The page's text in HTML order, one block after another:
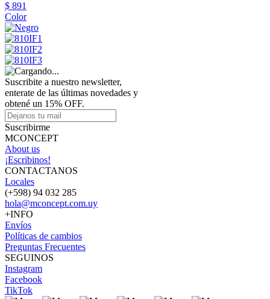
$ 891
Color
Suscribite a nuestro newsletter,
enterate de las últimas novedades y
obtené un 15% OFF.
Suscribirme
MCONCEPT
About us
¡Escribinos!
CONTACTANOS
Locales
(+598) 94 032 285
hola@mconcept.com.uy
+INFO
Envíos
Políticas de cambios
Preguntas Frecuentes
SEGUINOS
Instagram
Facebook
TikTok